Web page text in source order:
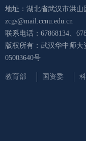
地址：湖北省武汉市洪山
zcgs@mail.ccnu.edu.cn
联系电话：67868134、
版权所有：武汉华中师大
05003640号
教育部 国资委